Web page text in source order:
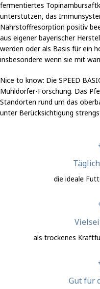
fermentiertes
unterstützen, das
Nährstoffresorption positiv
aus eigener bayerischer
werden oder als Basis für ein
insbesondere wenn sie mit
Nice to know: Die SPEED
Mühldorfer-Forschung. Das
Standorten rund um das
unter Berücksichtigung
die ideale
als trockenes
Gut für